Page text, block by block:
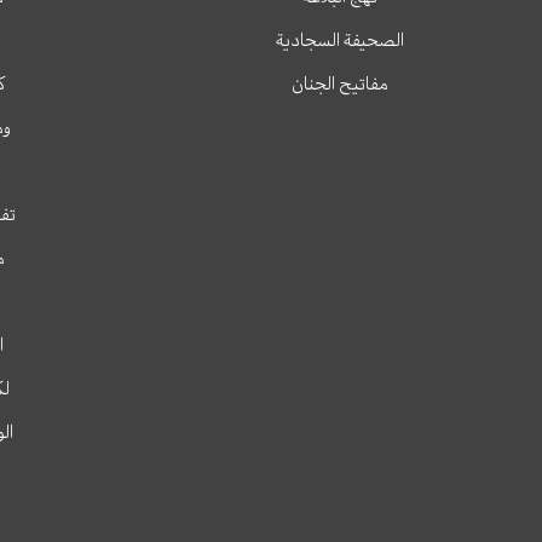
الصحيفة السجادية
مفاتيح الجنان